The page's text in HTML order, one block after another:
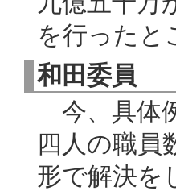
を行ったと
和田委員
今、具体
四人の職員
形で解決を